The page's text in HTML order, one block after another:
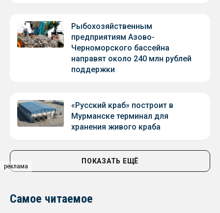
реклама
Рыбохозяйственным
предприятиям Азово-
Черноморского бассейна
направят около 240 млн рублей
поддержки
«Русский краб» построит в
Мурманске терминал для
хранения живого краба
ПОКАЗАТЬ ЕЩЁ
Самое читаемое